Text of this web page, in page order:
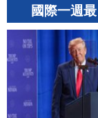
國際一週